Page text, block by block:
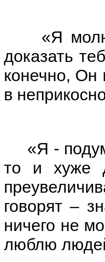
«Я молю
доказать
конечно, Он
в
«Я -
то и хуже
говорят –
ничего не
люблю